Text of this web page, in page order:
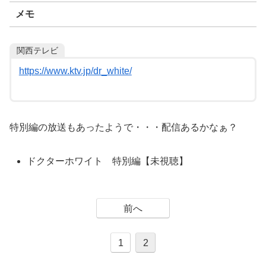
メモ
関西テレビ
https://www.ktv.jp/dr_white/
特別編の放送もあったようで・・・配信あるかなぁ？
ドクターホワイト 特別編【未視聴】
前へ
1 2